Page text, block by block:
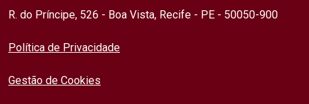
R. do Príncipe, 526 - Boa Vista, Recife - PE - 50050-900
Política de Privacidade
Gestão de Cookies